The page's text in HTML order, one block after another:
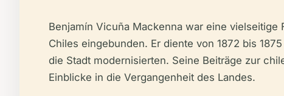
Benjamín Vicuña Mackenna war eine
Chiles eingebunden. Er diente von 1872 bis
die Stadt modernisierten. Seine Beiträge zur
Einblicke in die Vergangenheit des Landes.